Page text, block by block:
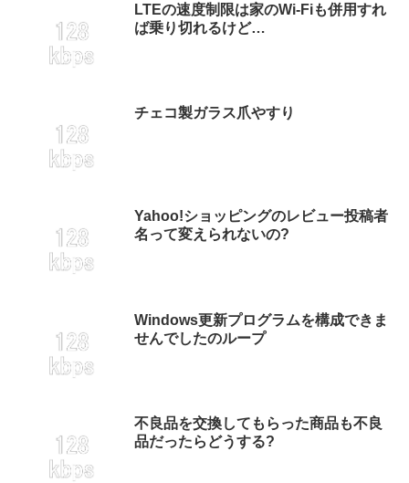
LTEの速度制限は家のWi-Fiも併用すれ
ば乗り切れるけど…
チェコ製ガラス爪やすり
Yahoo!ショッピングのレビュー投稿者
名って変えられないの?
Windows更新プログラムを構成できま
せんでしたのループ
不良品を交換してもらった商品も不良
品だったらどうする?